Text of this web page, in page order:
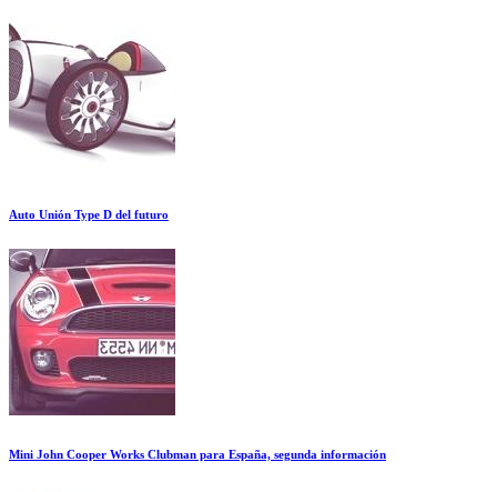
Auto Unión Type D del futuro
Mini John Cooper Works Clubman para España, segunda información